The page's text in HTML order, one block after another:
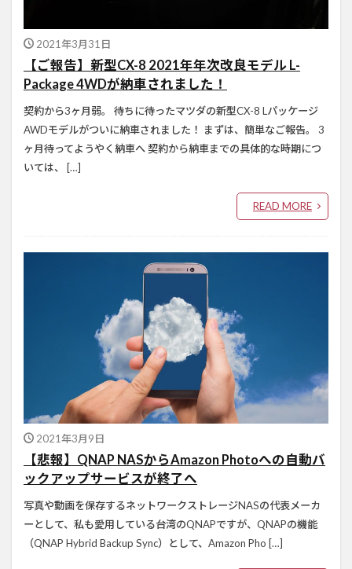
2021年3月31日
【ご報告】新型CX-8 2021年年次改良モデル L-
Package 4WDが納車されました！
契約から3ヶ月弱。 待ちに待ったマツダの新型CX-8 Lパッケージ
AWDモデルがついに納車されました！ まずは、簡単なご報告。 3
ヶ月待ってようやく納車へ 契約から納車までの具体的な時期につ
いては、 […]
READ MORE
2021年3月9日
【悲報】QNAP NASからAmazon Photoへの自動バ
ックアップサービスが終了へ
写真や動画を保存するネットワークストレージNASの代表メーカ
ーとして、私も愛用している台湾のQNAPですが、QNAPの機能
（QNAP Hybrid Backup Sync）として、Amazon Pho […]